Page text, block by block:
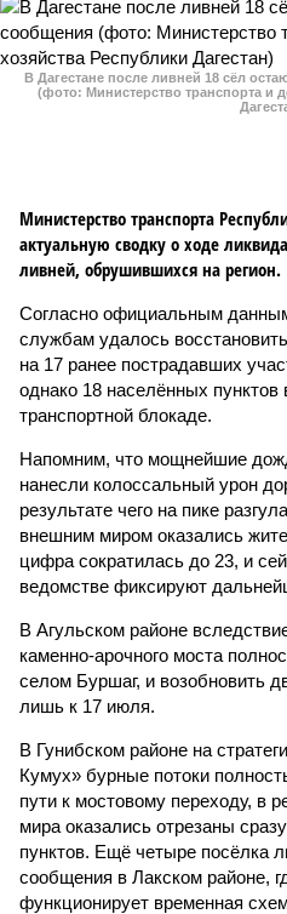
В Дагестане после ливней 18 сёл
(фото: Министерство транспорта и
Министерство транспорта
актуальную сводку о ходе
ливней, обрушившихся на регион.
Согласно официальным
службам удалось
на 17 ранее пострадавших
однако 18 населённых
транспортной блокаде.
Напомним, что мощнейшие
нанесли колоссальный урон
результате чего на пике
внешним миром оказались
цифра сократилась до 23, и
ведомстве фиксируют
В Агульском районе
каменно-арочного моста
селом Буршаг, и возобновить
лишь к 17 июля.
В Гунибском районе на
Кумух» бурные потоки
пути к мостовому переходу, в
мира оказались отрезаны
пунктов. Ещё четыре посёлка
сообщения в Лакском районе,
функционирует временная